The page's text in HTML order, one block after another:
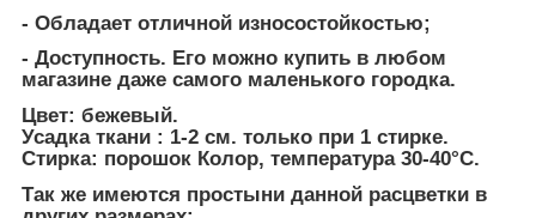
- Обладает отличной износостойкостью;
- Доступность. Его можно купить в любом
магазине даже самого маленького городка.
Цвет: бежевый.
Усадка ткани : 1-2 см. только при 1 стирке.
Стирка: порошок Колор, температура 30-40°С.
Так же имеются простыни данной расцветки в